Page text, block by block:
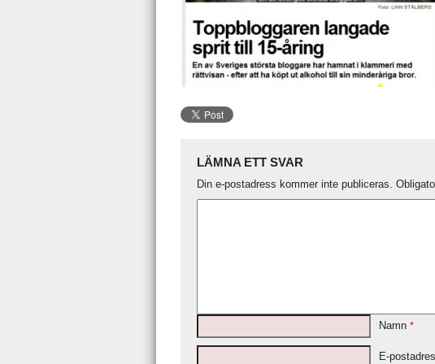
LÄMNA ETT SVAR
Din e-postadress kommer inte publiceras.
Namn *
E-